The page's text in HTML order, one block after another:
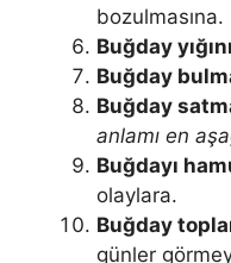
bozulmasına.
Buğday yığını
Buğday
Buğday
anlamı en
Buğdayı
olaylara.
Buğday
günler